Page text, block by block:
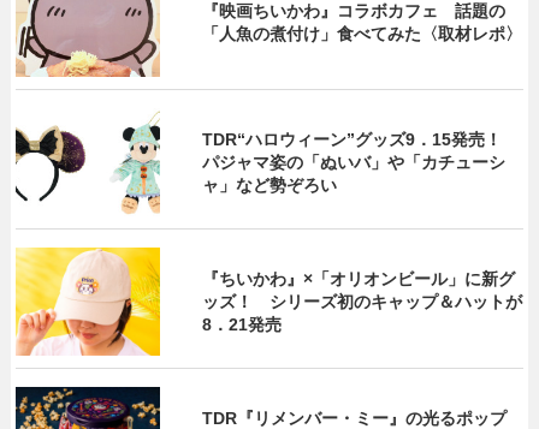
『映画ちいかわ』コラボカフェ 話題の
「人魚の煮付け」食べてみた〈取材レポ〉
TDR“ハロウィーン”グッズ9．15発売！
パジャマ姿の「ぬいバ」や「カチューシ
ャ」など勢ぞろい
『ちいかわ』×「オリオンビール」に新グ
ッズ！ シリーズ初のキャップ＆ハットが
8．21発売
TDR『リメンバー・ミー』の光るポップ